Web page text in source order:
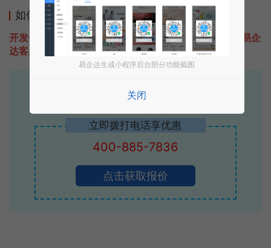
如何开发类似报名统计的小程序
开发一款类似报名统计的小程序不难，只需要咨询本站易企
达客服即可为您定制开发，免费提供报价。
易企达10年行业沉淀！
专业小程序、公众号H5 APP等软件开发
立即拨打电话享优惠
400-885-7836
点击获取报价
易企达生成小程序后台部分功能截图
关闭